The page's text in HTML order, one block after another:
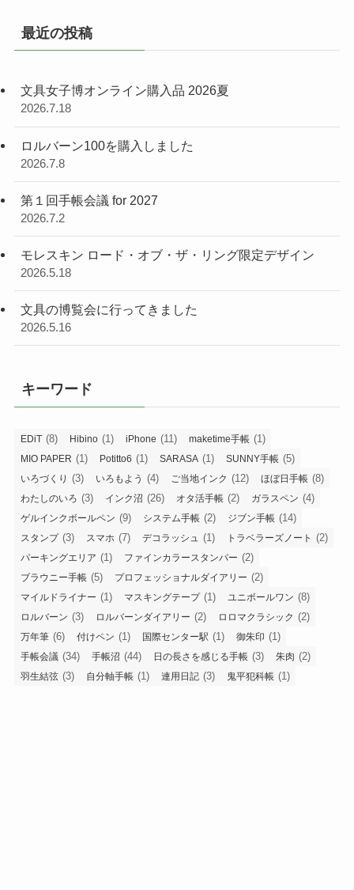
最近の投稿
文具女子博オンライン購入品 2026夏
2026.7.18
ロルバーン100を購入しました
2026.7.8
第１回手帳会議 for 2027
2026.7.2
モレスキン ロード・オブ・ザ・リング限定デザイン
2026.5.18
文具の博覧会に行ってきました
2026.5.16
キーワード
EDiT (8) Hibino (1) iPhone (11) maketime手帳 (1)
MIO PAPER (1) Potitto6 (1) SARASA (1) SUNNY手帳 (5)
いろづくり (3) いろもよう (4) ご当地インク (12) ほぼ日手帳 (8)
わたしのいろ (3) インク沼 (26) オタ活手帳 (2) ガラスペン (4)
ゲルインクボールペン (9) システム手帳 (2) ジブン手帳 (14)
スタンプ(3) スマホ (7) デコラッシュ (1) トラベラーズノート (2)
パーキングエリア (1) ファインカラースタンパー (2)
ブラウニー手帳 (5) プロフェッショナルダイアリー (2)
マイルドライナー (1) マスキングテープ(1) ユニボールワン (8)
ロルバーン (3) ロルバーンダイアリー (2) ロロマクラシック (2)
万年筆 (6) 付けペン (1) 国際センター駅 (1) 御朱印 (1)
手帳会議 (34) 手帳沼 (44) 日の長さを感じる手帳 (3) 朱肉 (2)
羽生結弦 (3) 自分軸手帳 (1) 連用日記 (3) 鬼平犯科帳 (1)